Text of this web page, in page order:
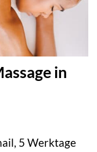
in
5 Werktage